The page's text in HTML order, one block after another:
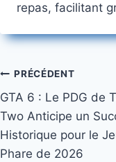
repas, facilitant
Navigation
de
l’article
PRÉCÉDENT
GTA 6 : Le PDG de
Two Anticipe un
Historique pour le
Phare de 2026